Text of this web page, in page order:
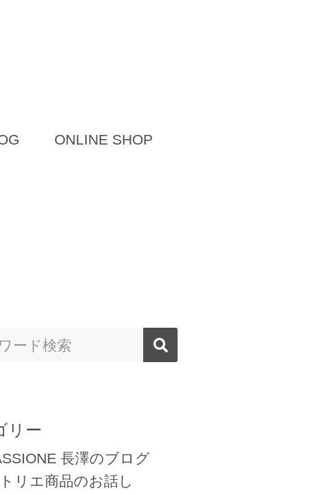
ONLINE SHOP
リー
長澤のブログ
リエ商品のお話し